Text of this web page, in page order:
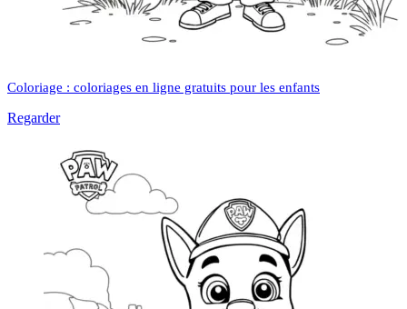
Coloriage : coloriages en ligne gratuits pour les enfants
Regarder